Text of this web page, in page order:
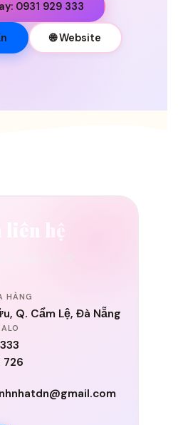
💐
0931 929 333
🌐 Website
liên hệ
HÀNG
Q. Cẩm Lệ, Đà Nẵng